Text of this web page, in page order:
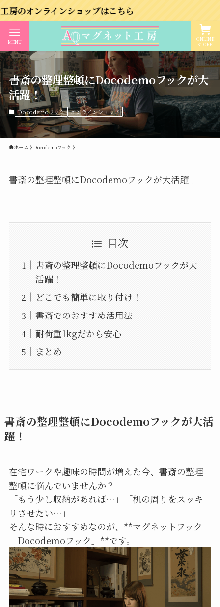
ラインショップはこちら
ONLINE
STORE
MENU
書斎の整理整頓にDocodemoフックが大
活躍！
Docodemoフック オンラインショップ
ホーム Docodemoフック
書斎の整理整頓にDocodemoフックが大活躍！
目次
書斎の整理整頓にDocodemoフックが大
活躍！
どこでも簡単に取り付け！
書斎でのおすすめ活用法
耐荷重1kgだから安心
まとめ
書斎の整理整頓にDocodemoフックが大活
躍！
在宅ワークや趣味の時間が増えた今、 書斎の整理
整頓に悩んでいませんか？
「もう少し収納があれば…」「机の周りをスッキ
リさせたい…」
そんな時におすすめなのが、**マグネットフック
「Docodemoフック」**です。